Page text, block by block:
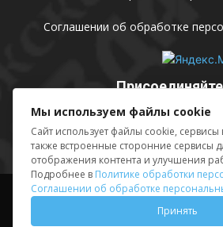
Соглашении об обработке
Выходные данные
© АМУ «Редакция газеты «Волжская
Мы используем файлы cookie
Сайт использует файлы cookie, сервисы
также встроенные сторонние сервисы
отображения контента и улучшения
Подробнее в Политике обработки
Соглашении об обработке
Принять